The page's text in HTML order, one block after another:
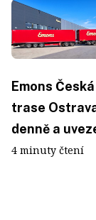
Emons
trase
denně a
4 minuty čtení